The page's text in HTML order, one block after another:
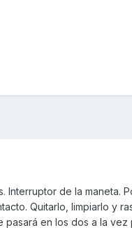
Interruptor de la maneta.
Quitarlo, limpiarlo y
pasará en los dos a la vez